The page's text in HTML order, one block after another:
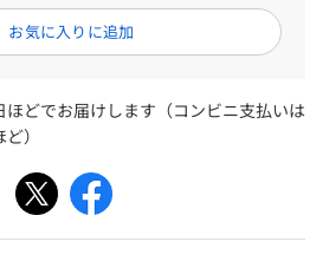
どでお届けします（コンビニ支払いは
）